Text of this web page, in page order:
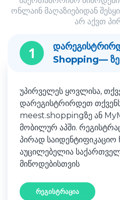
ონლაინ მაღაზიებიდან
არ აქვთ
1
Shopping— ზე
უპირველეს ყოვლისა,
დარეგისტრირდეთ
meest.shoppingზე ან
მობილურ აპში.
პირად
აუცილებელია
მიწოდებისთვის
რეგისტრაცია